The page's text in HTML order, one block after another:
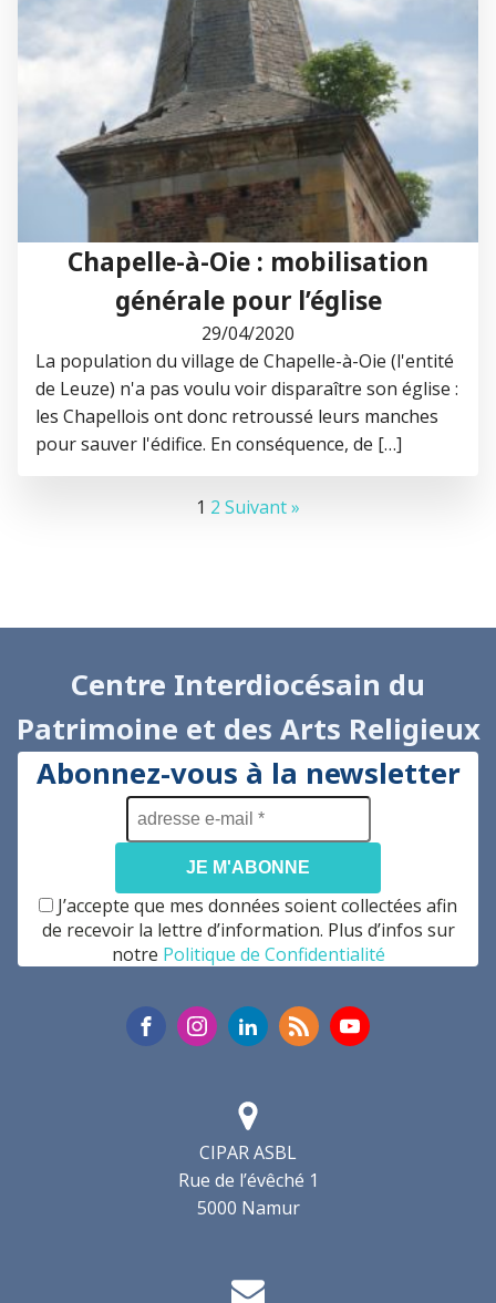
Chapelle-à-Oie : mobilisation
générale pour l’église
29/04/2020
La population du village de Chapelle-à-Oie (l'entité
de Leuze) n'a pas voulu voir disparaître son église :
les Chapellois ont donc retroussé leurs manches
pour sauver l'édifice. En conséquence, de […]
1 2 Suivant »
Centre Interdiocésain du
Patrimoine et des Arts Religieux
CIPAR ASBL
Rue de l’évêché 1
5000 Namur
Abonnez-vous à la newsletter
adresse
e-
mail
*
J’accepte que mes données soient collectées afin
de recevoir la lettre d’information. Plus d’infos sur
notre Politique de Confidentialité